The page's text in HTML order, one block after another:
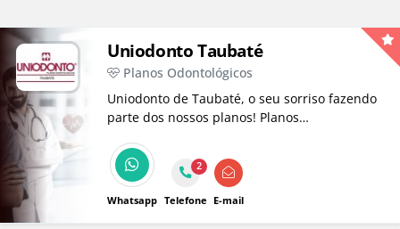
Uniodonto Taubaté
Planos Odontológicos
Uniodonto de Taubaté, o seu sorriso fazendo
parte dos nossos planos! Planos
Whatsapp
2
Telefone E-mail